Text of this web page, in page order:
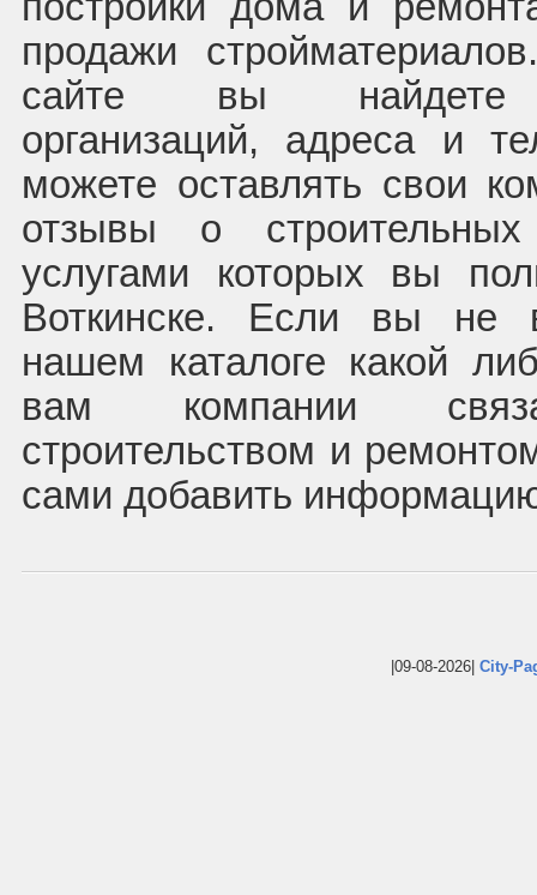
продажи
сайте вы найдете
организаций, адреса и
можете оставлять свои
отзывы о строительных
услугами которых вы
Воткинске. Если вы не
нашем каталоге какой
вам компании
строительством и
сами добавить
|09-08-2026| City-